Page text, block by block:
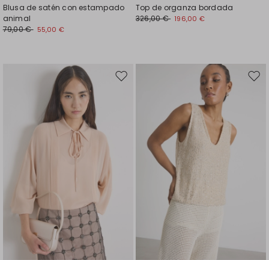
Blusa de satén con estampado
animal
79,00 € 55,00 €
Top de organza bordada
326,00 € 196,00 €
Mover